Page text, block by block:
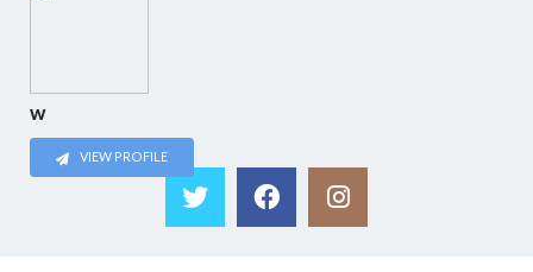
w
VIEW PROFILE